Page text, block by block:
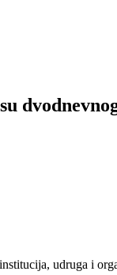
udruga i